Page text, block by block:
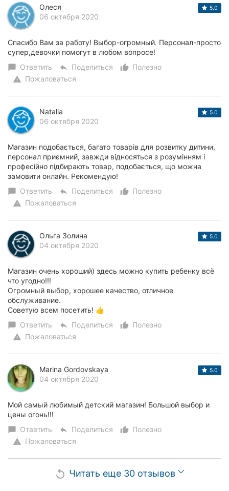
Олеся
06 октября 2020
5.0
Спасибо Вам за работу! Выбор-огромный. Персонал-просто
супер,девочки помогут в любом вопросе!
chat_bubble Ответить reply Поделиться thumb_up_alt
Полезно
warning Пожаловаться
Natalia
06 октября 2020
5.0
Магазин подобається, багато товарів для розвитку дитини,
персонал приємний, завжди відносяться з розумінням і
професійно підбирають товар, подобається, що можна
замовити онлайн. Рекомендую!
chat_bubble Ответить reply Поделиться thumb_up_alt
Полезно
warning Пожаловаться
Ольга Золина
04 октября 2020
5.0
Магазин очень хороший) здесь можно купить ребенку всё
что угодно!!!
Огромный выбор, хорошее качество, отличное
обслуживание.
Советую всем посетить! 👍
chat_bubble Ответить reply Поделиться thumb_up_alt
Полезно
warning Пожаловаться
Marina Gordovskaya
04 октября 2020
5.0
Мой самый любимый детский магазин! Большой выбор и
цены огонь!!!
chat_bubble Ответить reply Поделиться thumb_up_alt
Полезно
warning Пожаловаться
replay Читать еще 30 отзывов